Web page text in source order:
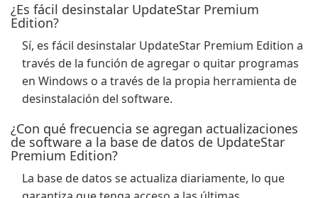
¿Es fácil desinstalar UpdateStar Premium
Edition?
Sí, es fácil desinstalar UpdateStar Premium Edition a
través de la función de agregar o quitar programas
en Windows o a través de la propia herramienta de
desinstalación del software.
¿Con qué frecuencia se agregan actualizaciones
de software a la base de datos de UpdateStar
Premium Edition?
La base de datos se actualiza diariamente, lo que